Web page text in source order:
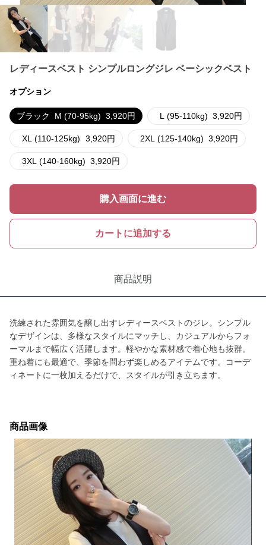
レディースベスト シンプルロングジレ ベーシックベスト
オプション
ブラック M (70-95kg) 3,920円 L (95-110kg) 3,920円
XL (110-125kg) 3,920円 2XL (125-140kg) 3,920円
3XL (140-160kg) 3,920円
購入画面に進む
カートに追加する
商品説明
洗練された雰囲気を醸し出すレディースベストのジレ。シンプル
なデザインは、多様なスタイルにマッチし、カジュアルからフォ
ーマルまで幅広く活躍します。軽やかな素材感で着心地も抜群。
重ね着にも最適で、季節を問わず楽しめるアイテムです。コーデ
ィネートに一枚加えるだけで、スタイルが引き立ちます。
商品画像